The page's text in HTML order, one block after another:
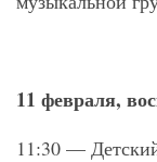
11 февраля,
11:30 —